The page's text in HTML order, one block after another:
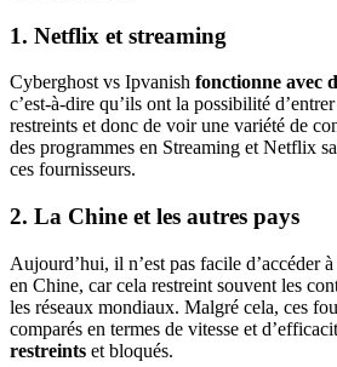
1. Netflix et streaming
Cyberghost vs Ipvanish fonctionne avec
c’est-à-dire qu’ils ont la possibilité
restreints et donc de voir une variété de
des programmes en Streaming et Netflix
ces fournisseurs.
2. La Chine et les autres pays
Aujourd’hui, il n’est pas facile d’accéder
en Chine, car cela restreint souvent les
les réseaux mondiaux. Malgré cela, ces
comparés en termes de vitesse et
restreints et bloqués.